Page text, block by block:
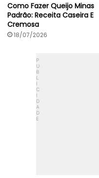
Como Fazer Queijo Minas
Padrão: Receita Caseira E
Cremosa
18/07/2026